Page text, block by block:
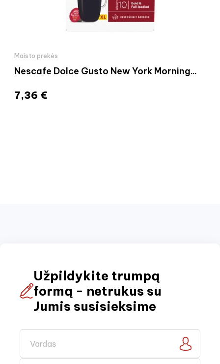
Maisto prekės
Nescafe Dolce Gusto New York Morning...
7,36 €
Užpildykite trumpą
formą - netrukus su
Jumis susisieksime